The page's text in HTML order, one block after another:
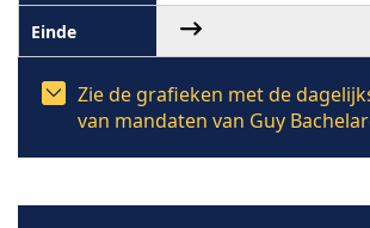
Zie de grafieken met de
van mandaten van Guy